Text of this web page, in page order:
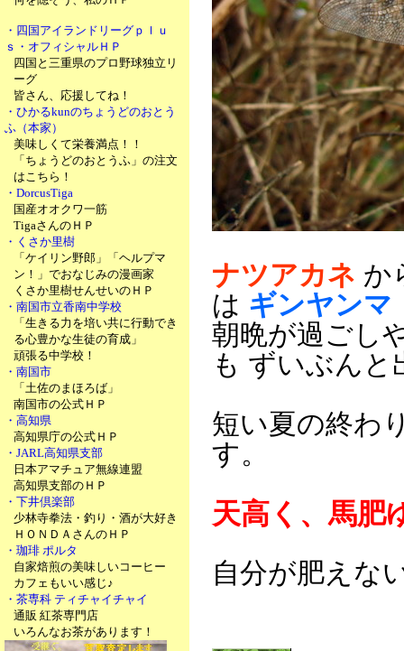
・四国アイランドリーグｐｌｕ
ｓ・オフィシャルＨＰ
四国と三重県のプロ野球独立リ
ーグ
皆さん、応援してね！
・ひかるkunのちょうどのおとう
ふ（本家）
美味しくて栄養満点！！
「ちょうどのおとうふ」の注文
はこちら！
・DorcusTiga
国産オオクワ一筋
TigaさんのＨＰ
・くさか里樹
「ケイリン野郎」「ヘルプマ
ン！」でおなじみの漫画家
くさか里樹せんせいのＨＰ
・南国市立香南中学校
「生きる力を培い共に行動でき
る心豊かな生徒の育成」
頑張る中学校！
・南国市
「土佐のまほろば」
南国市の公式ＨＰ
・高知県
高知県庁の公式ＨＰ
・JARL高知県支部
日本アマチュア無線連盟
高知県支部のＨＰ
・下井倶楽部
少林寺拳法・釣り・酒が大好き
ＨＯＮＤＡさんのＨＰ
・珈琲 ポルタ
自家焙煎の美味しいコーヒー
カフェもいい感じ♪
・茶専科 ティチャイチャイ
通販 紅茶専門店
いろんなお茶があります！
ナツアカネ か
は ギンヤンマ
朝晩が過ごし
も ずいぶん
短い夏の終わ
す。
天高く、馬肥
自分が肥えな